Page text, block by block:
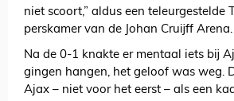
niet scoort,” aldus een teleurgestelde
perskamer van de Johan Cruijff Arena.
Na de 0-1 knakte er mentaal iets bij
gingen hangen, het geloof was weg.
Ajax – niet voor het eerst – als een